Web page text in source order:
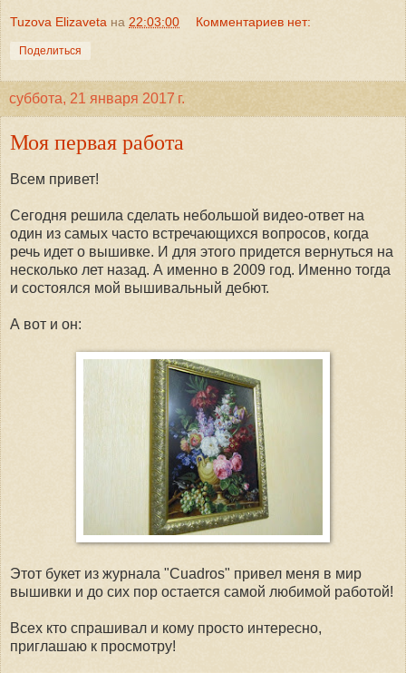
Tuzova Elizaveta на 22:03:00 Комментариев нет:
Поделиться
суббота, 21 января 2017 г.
Моя первая работа
Всем привет!
Сегодня решила сделать небольшой видео-ответ на
один из самых часто встречающихся вопросов, когда
речь идет о вышивке. И для этого придется вернуться на
несколько лет назад. А именно в 2009 год. Именно тогда
и состоялся мой вышивальный дебют.
А вот и он:
Этот букет из журнала "Cuadros" привел меня в мир
вышивки и до сих пор остается самой любимой работой!
Всех кто спрашивал и кому просто интересно,
приглашаю к просмотру!